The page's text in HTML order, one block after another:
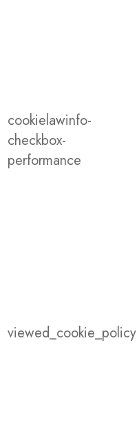
cookielawinfo-
checkbox-
performance
viewed_cookie_policy